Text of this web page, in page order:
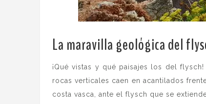
La maravilla geológica del
¡Qué vistas y qué paisajes los del
rocas verticales caen en acantilados
costa vasca, ante el flysch que se